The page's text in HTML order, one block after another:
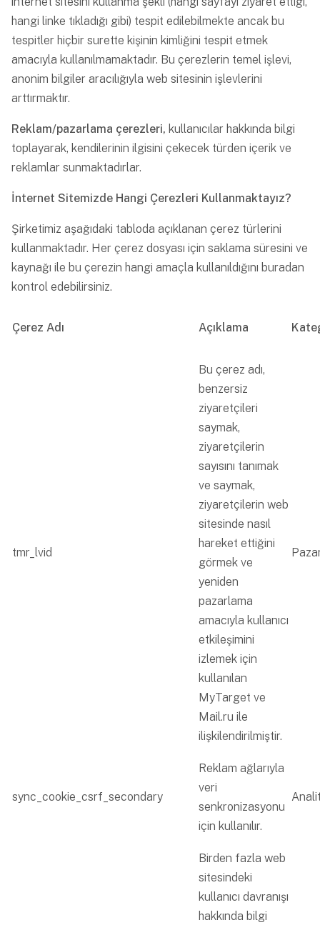
hangi linke tıkladığı gibi) tespit edilebilmekte ancak bu
tespitler hiçbir surette kişinin kimliğini tespit etmek
amacıyla kullanılmamaktadır. Bu çerezlerin temel işlevi,
anonim bilgiler aracılığıyla web sitesinin işlevlerini
arttırmaktır.
Reklam/pazarlama çerezleri, kullanıcılar hakkında bilgi
toplayarak, kendilerinin ilgisini çekecek türden içerik ve
reklamlar sunmaktadırlar.
İnternet Sitemizde Hangi Çerezleri Kullanmaktayız?
Şirketimiz aşağıdaki tabloda açıklanan çerez türlerini
kullanmaktadır. Her çerez dosyası için saklama süresini ve
kaynağı ile bu çerezin hangi amaçla kullanıldığını buradan
kontrol edebilirsiniz.
Çerez Adı Açıklama
tmr_lvid
Bu çerez adı,
benzersiz
ziyaretçileri
saymak,
ziyaretçilerin
sayısını tanımak
ve saymak,
ziyaretçilerin web
sitesinde nasıl
hareket ettiğini
görmek ve
yeniden
pazarlama
amacıyla kullanıcı
etkileşimini
izlemek için
kullanılan
MyTarget ve
Mail.ru ile
ilişkilendirilmiştir.
sync_cookie_csrf_secondary
Reklam ağlarıyla
veri
senkronizasyonu
için kullanılır.
Birden fazla web
sitesindeki
kullanıcı davranışı
hakkında bilgi